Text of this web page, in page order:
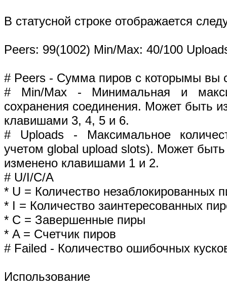
В статусной строке отображается
Peers: 99(1002) Min/Max: 40/100
# Peers - Сумма пиров с которымы вы
# Min/Max - Минимальная и
сохранения соединения. Может быть
клавишами 3, 4, 5 и 6.
# Uploads - Максимальное
учетом global upload slots). Может быть
изменено клавишами 1 и 2.
# U/I/C/A
* U = Количество незаблокированных
* I = Количество заинтересованных
* C = Завершенные пиры
* A = Счетчик пиров
# Failed - Количество ошибочных
Использование